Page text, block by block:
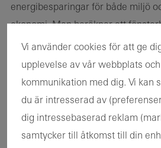
energibesparingar för både miljö
ekonomi. Man beräknar att
spara ungefär två miljoner kronor
energikostnader.
I samarbete med Schüco och
utvecklades en projektspecifik
både tekniska krav och bevarade
Vi använder cookies för att ge
upplevelse av vår webbplats
kommunikation med dig. Vi kan
du är intresserad av
dig intressebaserad reklam
samtycker till åtkomst till din